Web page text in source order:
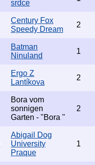
srdce
Century Fox
Speedy Dream
2
Batman
Ninuland
1
Ergo Z
Lantíkova
2
Bora vom
sonnigen
Garten - "Bora "
2
Abigail Dog
University
Praque
1